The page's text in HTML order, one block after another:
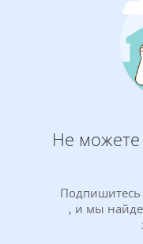
Не
Подпишитесь
, и мы